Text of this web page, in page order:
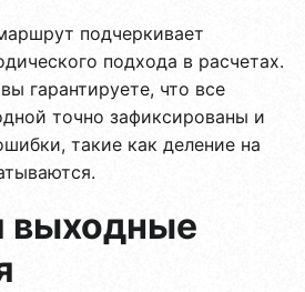
подчеркивает
подхода в расчетах.
гарантируете, что все
точно зафиксированы и
такие как деление на
выходные